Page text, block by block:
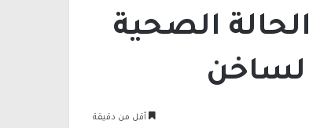
الصحية
أقل من دقيقة